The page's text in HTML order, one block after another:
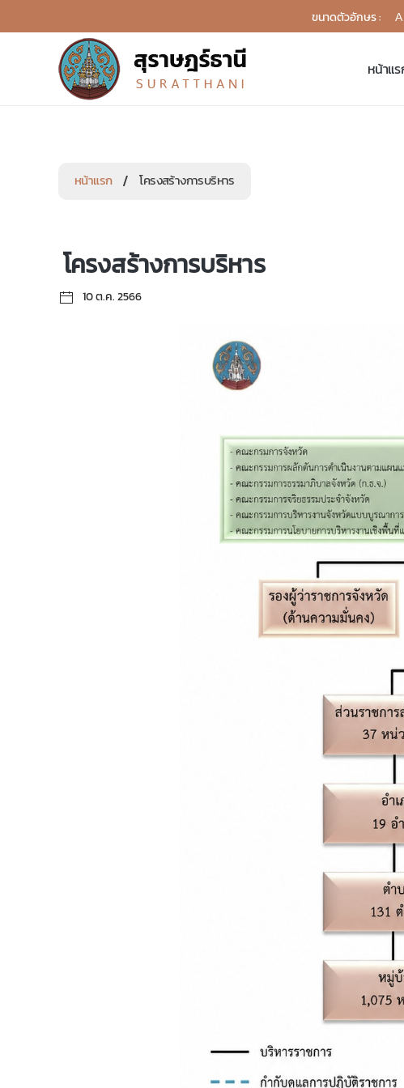
A
หน้าแ
หน้าแรก โครงสร้างการบริหาร
โครงสร้างการบริหาร
10 ต.ค. 2566